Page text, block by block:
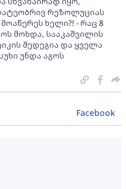
რეზოლუციას
ხელი?! - რაც 8
მოხდა, სააკაშვილის
შედეგია და ყველა
უნდა აგოს
Facebook